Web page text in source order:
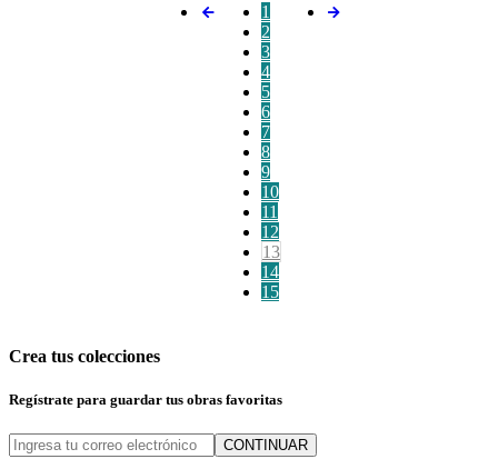
1
2
3
4
5
6
7
8
9
10
11
12
13
14
15
Crea tus colecciones
Regístrate para guardar tus obras favoritas
CONTINUAR